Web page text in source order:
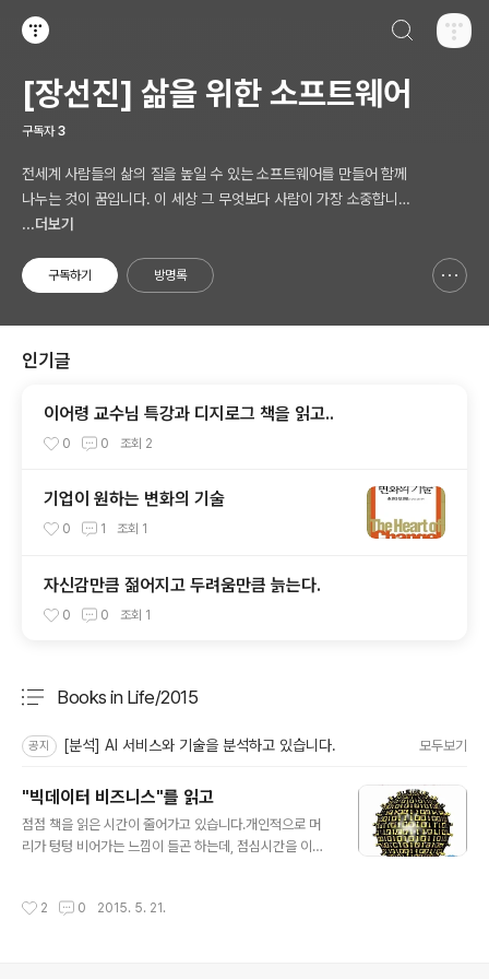
[장선진] 삶을 위한 소프트웨어
구독자 3
전세계 사람들의 삶의 질을 높일 수 있는 소프트웨어를 만들어 함께
나누는 것이 꿈입니다. 이 세상 그 무엇보다 사람이 가장 소중합니다.
AI 시대의 새로운 Software 를 생각합니다.
...더보기
구독하기 방명록
인기글
이어령 교수님 특강과 디지로그 책을 읽고..
0 0 조회 2
기업이 원하는 변화의 기술
0 1 조회 1
자신감만큼 젊어지고 두려움만큼 늙는다.
0 0 조회 1
Books in Life/2015
공지 [분석] AI 서비스와 기술을 분석하고 있습니다. 모두보기
"빅데이터 비즈니스"를 읽고
점점 책을 읽은 시간이 줄어가고 있습니다.개인적으로 머
리가 텅텅 비어가는 느낌이 들곤 하는데, 점심시간을 이용
정독한 몇가지 이유는 이 책이 주는 인사이트가 남달랐기
2 0 2015. 5. 21.